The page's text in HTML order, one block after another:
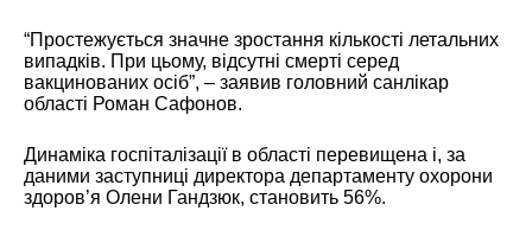
“Простежується значне зростання кількості летальних
випадків. При цьому, відсутні смерті серед
вакцинованих осіб”, – заявив головний санлікар
області Роман Сафонов.
Динаміка госпіталізації в області перевищена і, за
даними заступниці директора департаменту охорони
здоров’я Олени Гандзюк, становить 56%.